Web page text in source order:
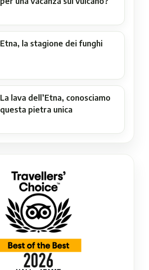
Etna, la stagione dei funghi
La lava dell’Etna, conosciamo
questa pietra unica